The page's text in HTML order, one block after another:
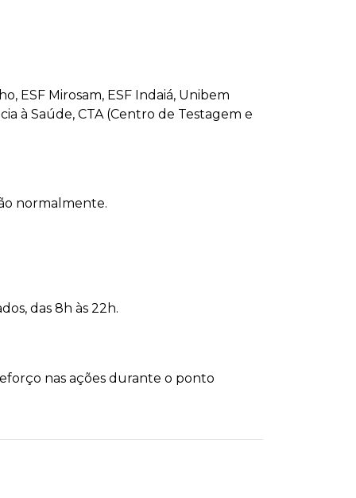
ESF Mirosam, ESF Indaiá, Unibem
à Saúde, CTA (Centro de Testagem e
normalmente.
das 8h às 22h.
nas ações durante o ponto